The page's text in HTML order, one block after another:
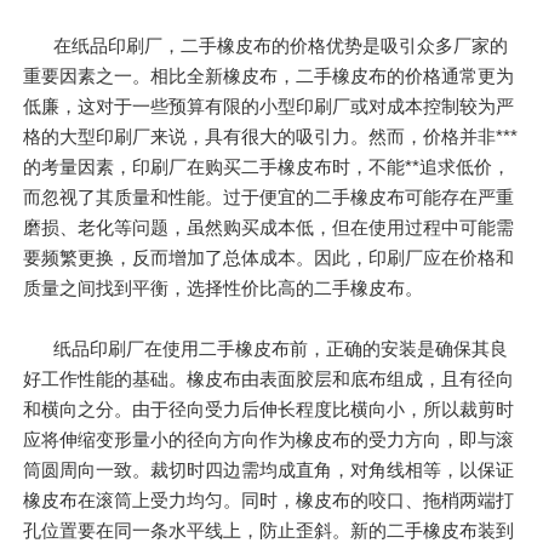
在纸品印刷厂，二手橡皮布的价格优势是吸引众多厂家的
重要因素之一。相比全新橡皮布，二手橡皮布的价格通常更为
低廉，这对于一些预算有限的小型印刷厂或对成本控制较为严
格的大型印刷厂来说，具有很大的吸引力。然而，价格并非***
的考量因素，印刷厂在购买二手橡皮布时，不能**追求低价，
而忽视了其质量和性能。过于便宜的二手橡皮布可能存在严重
磨损、老化等问题，虽然购买成本低，但在使用过程中可能需
要频繁更换，反而增加了总体成本。因此，印刷厂应在价格和
质量之间找到平衡，选择性价比高的二手橡皮布。
纸品印刷厂在使用二手橡皮布前，正确的安装是确保其良
好工作性能的基础。橡皮布由表面胶层和底布组成，且有径向
和横向之分。由于径向受力后伸长程度比横向小，所以裁剪时
应将伸缩变形量小的径向方向作为橡皮布的受力方向，即与滚
筒圆周向一致。裁切时四边需均成直角，对角线相等，以保证
橡皮布在滚筒上受力均匀。同时，橡皮布的咬口、拖梢两端打
孔位置要在同一条水平线上，防止歪斜。新的二手橡皮布装到